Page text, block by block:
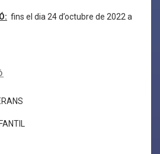
fins el dia 24 d’octubre de 2022 a